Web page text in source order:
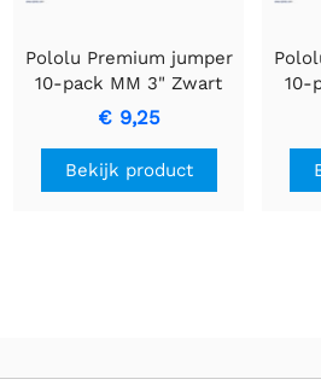
Pololu Premium jumper
10-pack MM 3" Zwart
€ 9,25
Bekijk product
10-